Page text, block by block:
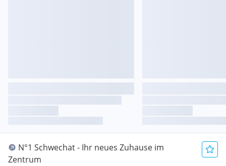
N°1 Schwechat - Ihr neues Zuhause im
Zentrum